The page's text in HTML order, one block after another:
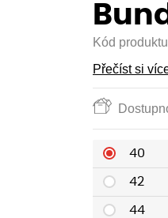
Kód
Přečíst si
40
42
44